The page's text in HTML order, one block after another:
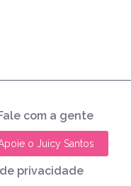
com a gente
o Juicy Santos
privacidade